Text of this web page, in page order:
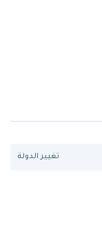
تغيير الدولة